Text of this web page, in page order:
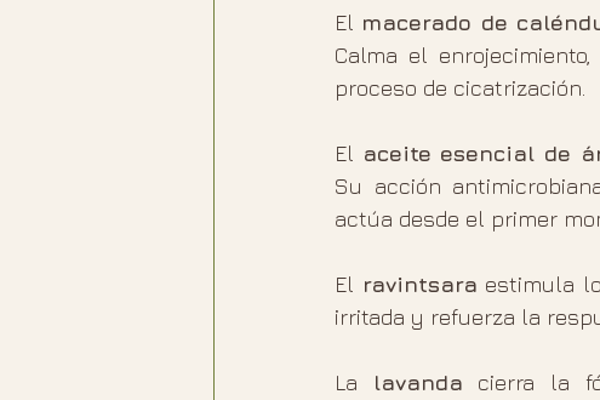
El macerado de
Calma el
proceso de cicatrización.
El aceite esencial de
Su acción
actúa desde el primer
El ravintsara estimula
irritada y refuerza la
La lavanda cierra la